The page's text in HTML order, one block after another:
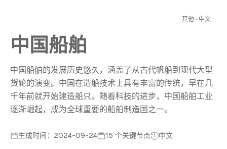
其他 · 中文
中国船舶
中国船舶的发展历史悠久，涵盖了从古代帆船到现代大型
货轮的演变。中国在造船技术上具有丰富的传统，早在几
千年前就开始建造船只。随着科技的进步，中国船舶工业
逐渐崛起，成为全球重要的船舶制造国之一。
生成时间：2024-09-24 15 个关键节点 中文